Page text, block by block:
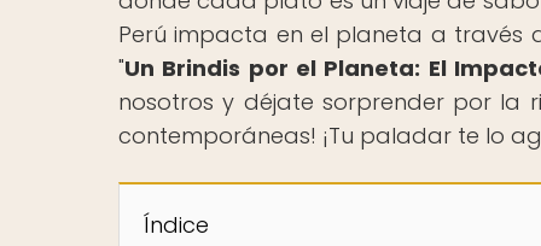
Perú impacta en el planeta a través
"Un Brindis por el Planeta: El
nosotros y déjate sorprender por la
contemporáneas! ¡Tu paladar te lo
Índice